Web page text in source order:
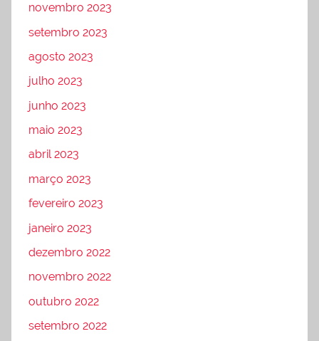
novembro 2023
setembro 2023
agosto 2023
julho 2023
junho 2023
maio 2023
abril 2023
março 2023
fevereiro 2023
janeiro 2023
dezembro 2022
novembro 2022
outubro 2022
setembro 2022